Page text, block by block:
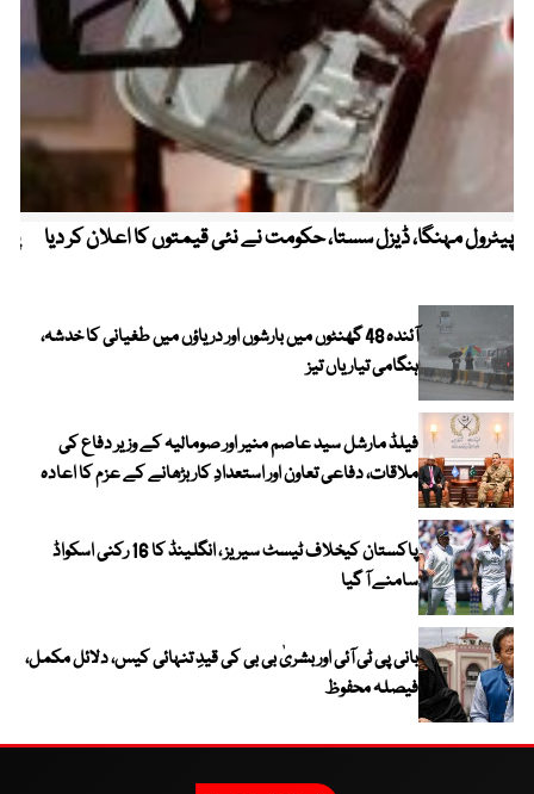
پیٹرول مہنگا، ڈیزل سستا، حکومت نے نئی قیمتوں کا اعلان کر دیا
آئندہ 48 گھنٹوں میں بارشوں اور دریاؤں میں طغیانی کا خدشہ،
ہنگامی تیاریاں تیز
فیلڈ مارشل سید عاصم منیر اور صومالیہ کے وزیر دفاع کی
ملاقات، دفاعی تعاون اور استعدادِ کار بڑھانے کے عزم کا اعادہ
پاکستان کیخلاف ٹیسٹ سیریز ، انگلینڈ کا 16 رکنی اسکواڈ
سامنے آ گیا
بانی پی ٹی آئی اور بشریٰ بی بی کی قیدِ تنہائی کیس، دلائل مکمل،
فیصلہ محفوظ